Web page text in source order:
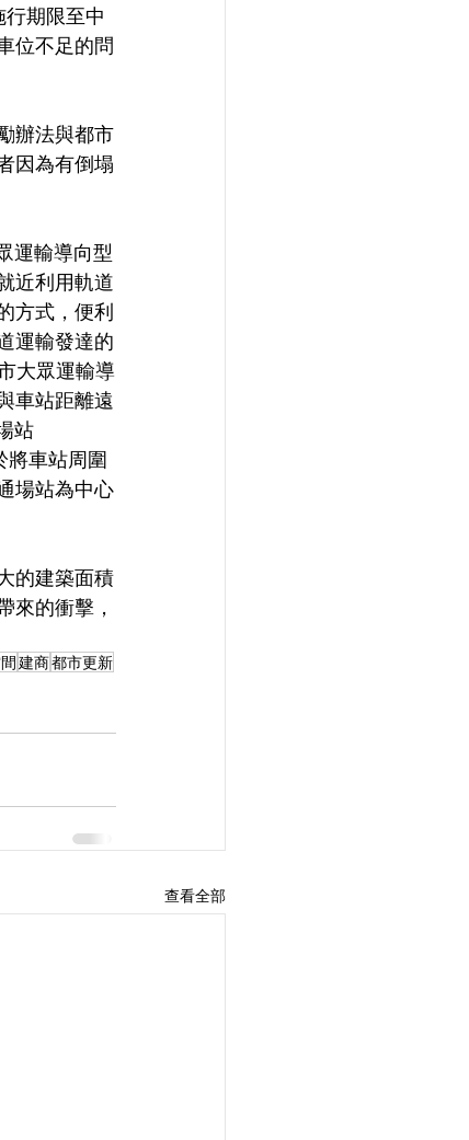
期限至中
位不足的問
辦法與都市
因為有倒塌
輸導向型
近利用軌道
方式，便利
運輸發達的
大眾運輸導
車站距離遠
站
將車站周圍
場站為中心
的建築面積
來的衝擊，
建商都市更新
查看全部